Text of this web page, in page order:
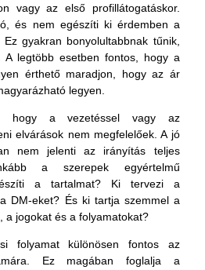
vagy az első profillátogatáskor.
és nem egészíti ki érdemben a
gyakran bonyolultabbnak tűnik,
A legtöbb esetben fontos, hogy a
érthető maradjon, hogy az ár
legyen.
hogy a vezetéssel vagy az
elvárások nem megfelelőek. A jó
nem jelenti az irányítás teljes
a szerepek egyértelmű
a tartalmat? Ki tervezi a
DM-eket? És ki tartja szemmel a
a jogokat és a folyamatokat?
folyamat különösen fontos az
Ez magában foglalja a